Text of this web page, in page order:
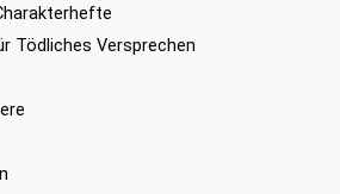
Tödliches Versprechen